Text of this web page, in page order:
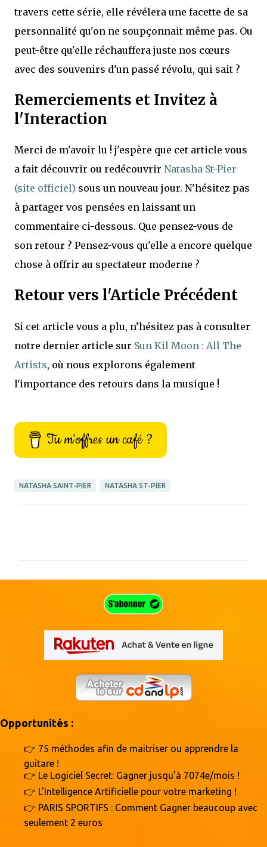
travers cette série, elle révélera une facette de sa
personnalité qu'on ne soupçonnait même pas. Ou
peut-être qu'elle réchauffera juste nos cœurs
avec des souvenirs d'un passé révolu, qui sait ?
Remerciements et Invitez à
l'Interaction
Merci de m'avoir lu ! j'espère que cet article vous
a fait découvrir ou redécouvrir Natasha St-Pier
(site officiel) sous un nouveau jour. N'hésitez pas
à partager vos pensées en laissant un
commentaire ci-dessous. Que pensez-vous de
son retour ? Pensez-vous qu'elle a encore quelque
chose à offrir au spectateur moderne ?
Retour vers l'Article Précédent
Si cet article vous a plu, n’hésitez pas à consulter
notre dernier article sur Sun Kil Moon : All The
Artists, où nous explorons également
l'importance des retours dans la musique !
Tu m'offres un café ?
NATASHA SAINT-PIER NATASHA ST-PIER
Opportunités :
👉 75 méthodes afin de maitriser ou apprendre la
guitare !
👉 Le Logiciel Secret: Gagner jusqu'à 7074e/mois !
👉 L'Intelligence Artificielle pour votre marketing !
👉 PARIS SPORTIFS : Comment Gagner beaucoup avec
seulement 2 euros